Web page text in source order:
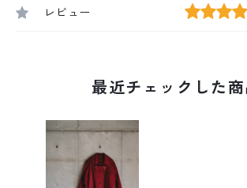
レビュー
最近チェックした商